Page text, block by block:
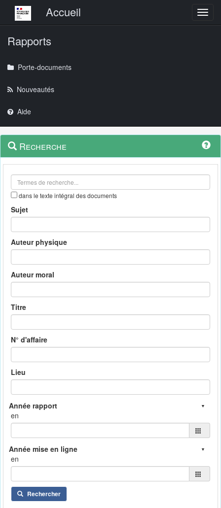
Menu principalAccueil
Rapports
Porte-documents
Nouveautés
Aide
Navigation
outils
Menu
contextuel
Recherche
dans le texte intégral des documents
Sujet
Auteur physique
Auteur moral
Titre
N° d'affaire
Lieu
en
en
Rechercher